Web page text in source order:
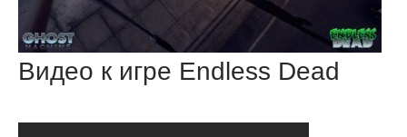
Видео к игре Endless Dead